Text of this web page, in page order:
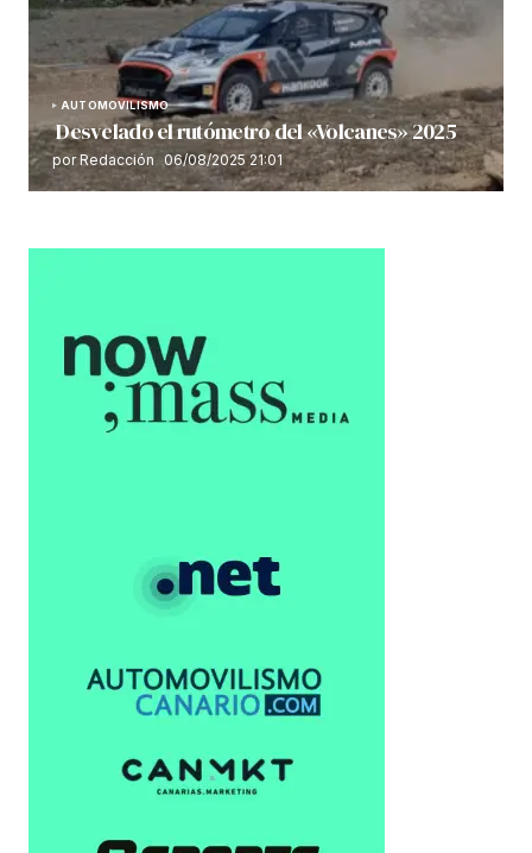
AUTOMOVILISMO
Desvelado el rutómetro del «Volcanes» 2025
por Redacción 06/08/2025 21:01